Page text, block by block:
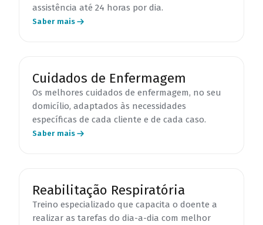
assistência até 24 horas por dia.
Saber mais
Cuidados de Enfermagem
Os melhores cuidados de enfermagem, no seu
domicílio, adaptados às necessidades
específicas de cada cliente e de cada caso.
Saber mais
Reabilitação Respiratória
Treino especializado que capacita o doente a
realizar as tarefas do dia-a-dia com melhor